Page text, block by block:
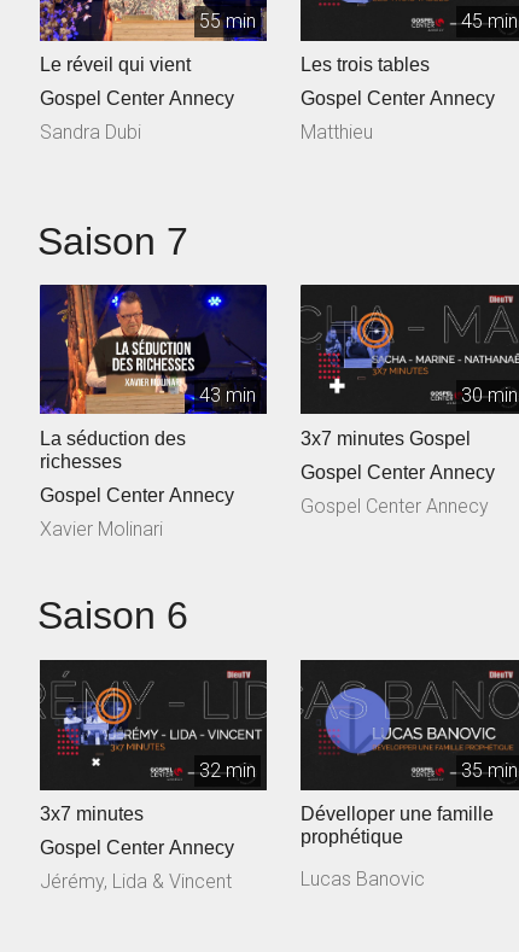
55 min
Le réveil qui vient
Gospel Center Annecy
Sandra Dubi
45 min
Les trois tables
Gospel Center Annecy
Matthieu
Saison 7
43 min
La séduction des
richesses
Gospel Center Annecy
Xavier Molinari
30 min
3x7 minutes Gospel
Gospel Center Annecy
Gospel Center Annecy
Saison 6
32 min
3x7 minutes
Gospel Center Annecy
Jérémy, Lida & Vincent
35 min
Dévelloper une famille
prophétique
Lucas Banovic